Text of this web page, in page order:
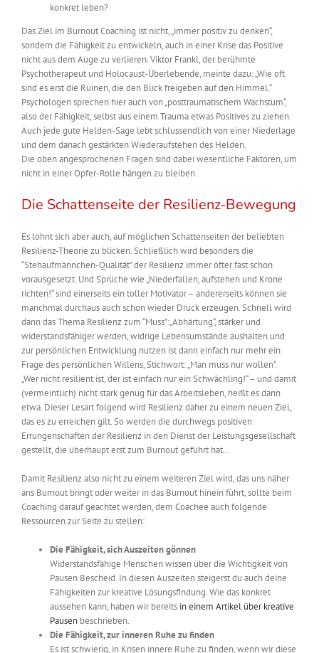
konkret leben?
Das Ziel im Burnout Coaching ist nicht, „immer positiv zu denken“,
sondern die Fähigkeit zu entwickeln, auch in einer Krise das Positive
nicht aus dem Auge zu verlieren. Viktor Frankl, der berühmte
Psychotherapeut und Holocaust-Überlebende, meinte dazu: „Wie oft
sind es erst die Ruinen, die den Blick freigeben auf den Himmel.“
Psychologen sprechen hier auch von „posttraumatischem Wachstum“,
also der Fähigkeit, selbst aus einem Trauma etwas Positives zu ziehen.
Auch jede gute Helden-Sage lebt schlussendlich von einer Niederlage
und dem danach gestärkten Wiederaufstehen des Helden.
Die oben angesprochenen Fragen sind dabei wesentliche Faktoren, um
nicht in einer Opfer-Rolle hängen zu bleiben.
Die Schattenseite der Resilienz-Bewegung
Es lohnt sich aber auch, auf möglichen Schattenseiten der beliebten
Resilienz-Theorie zu blicken. Schließlich wird besonders die
“Stehaufmännchen-Qualität” der Resilienz immer öfter fast schon
vorausgesetzt. Und Sprüche wie „Niederfallen, aufstehen und Krone
richten!“ sind einerseits ein toller Motivator – andererseits können sie
manchmal durchaus auch schon wieder Druck erzeugen. Schnell wird
dann das Thema Resilienz zum “Muss”:„Abhärtung“, stärker und
widerstandsfähiger werden, widrige Lebensumstände aushalten und
zur persönlichen Entwicklung nutzen ist dann einfach nur mehr ein
Frage des persönlichen Willens, Stichwort: „Man muss nur wollen“.
„Wer nicht resilient ist, der ist einfach nur ein Schwächling!“ – und damit
(vermeintlich) nicht stark genug für das Arbeitsleben, heißt es dann
etwa. Dieser Lesart folgend wird Resilienz daher zu einem neuen Ziel,
das es zu erreichen gilt. So werden die durchwegs positiven
Errungenschaften der Resilienz in den Dienst der Leistungsgesellschaft
gestellt, die überhaupt erst zum Burnout geführt hat…
Damit Resilienz also nicht zu einem weiteren Ziel wird, das uns näher
ans Burnout bringt oder weiter in das Burnout hinein führt, sollte beim
Coaching darauf geachtet werden, dem Coachee auch folgende
Ressourcen zur Seite zu stellen:
Die Fähigkeit, sich Auszeiten gönnen
Widerstandsfähige Menschen wissen über die Wichtigkeit von
Pausen Bescheid. In diesen Auszeiten steigerst du auch deine
Fähigkeiten zur kreative Lösungsfindung. Wie das konkret
aussehen kann, haben wir bereits in einem Artikel über kreative
Pausen beschrieben.
Die Fähigkeit, zur inneren Ruhe zu finden
Es ist schwierig, in Krisen innere Ruhe zu finden, wenn wir diese